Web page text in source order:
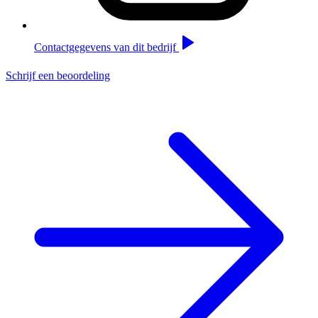
Contactgegevens van dit bedrijf
Schrijf een beoordeling